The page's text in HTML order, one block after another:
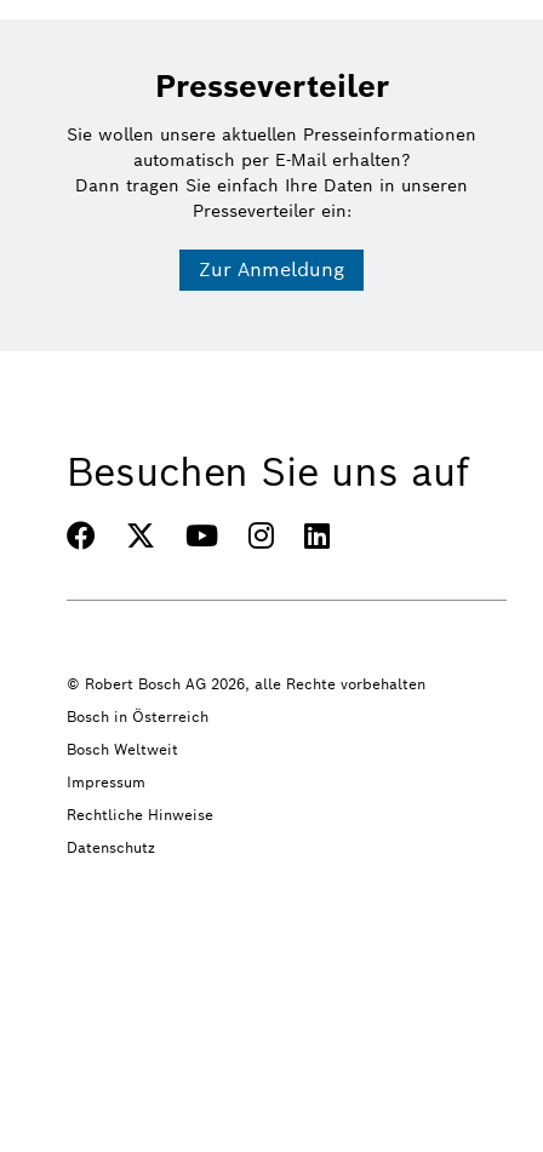
Presseverteiler
Sie wollen unsere aktuellen Presseinformationen
automatisch per E-Mail erhalten?
Dann tragen Sie einfach Ihre Daten in unseren
Presseverteiler ein:
Zur Anmeldung
Besuchen Sie uns auf
© Robert Bosch AG 2026, alle Rechte vorbehalten
Bosch in Österreich
Bosch Weltweit
Impressum
Rechtliche Hinweise
Datenschutz